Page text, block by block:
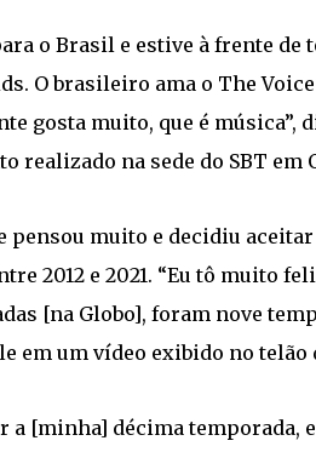
o Brasil e estive à frente de
O brasileiro ama o The
gosta muito, que é música”,
realizado na sede do SBT em
pensou muito e decidiu
2012 e 2021. “Eu tô muito
[na Globo], foram nove
em um vídeo exibido no telão
a [minha] décima temporada,